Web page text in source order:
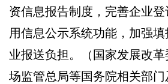
资信息报告制度，完善企业
用信息公示系统功能，加强
业报送负担。（国家发展改
场监管总局等国务院相关部